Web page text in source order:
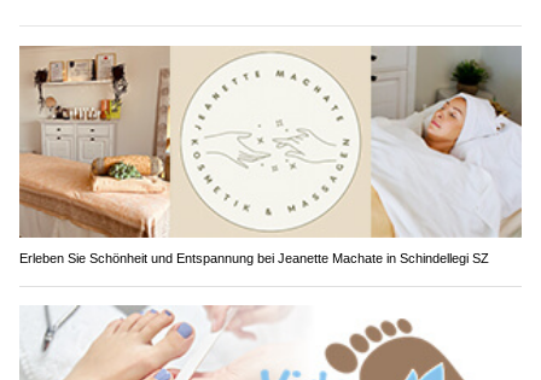
Erleben Sie Schönheit und Entspannung bei Jeanette Machate in Schindellegi SZ